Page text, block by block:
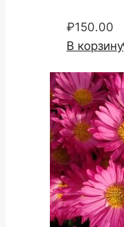
₽150.00
В корзину